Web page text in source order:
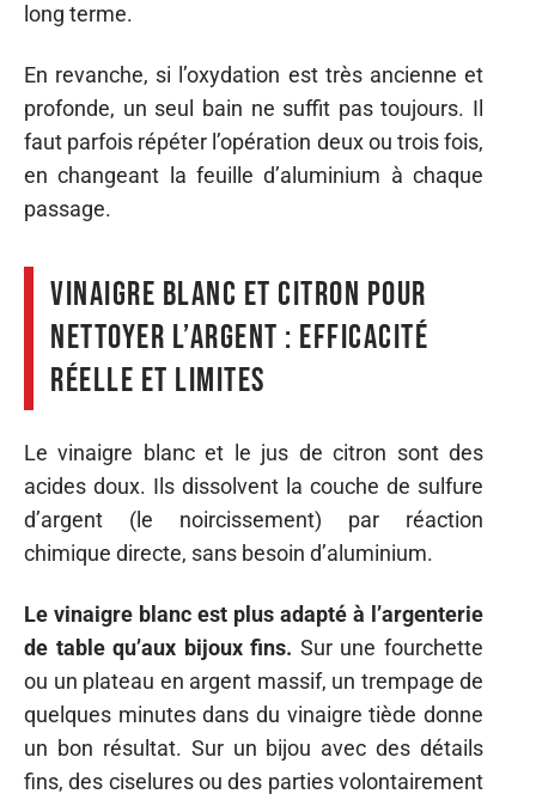
long terme.
En revanche, si l’oxydation est très ancienne et
profonde, un seul bain ne suffit pas toujours. Il
faut parfois répéter l’opération deux ou trois fois,
en changeant la feuille d’aluminium à chaque
passage.
Vinaigre blanc et citron pour
nettoyer l’argent : efficacité
réelle et limites
Le vinaigre blanc et le jus de citron sont des
acides doux. Ils dissolvent la couche de sulfure
d’argent (le noircissement) par réaction
chimique directe, sans besoin d’aluminium.
Le vinaigre blanc est plus adapté à l’argenterie
de table qu’aux bijoux fins. Sur une fourchette
ou un plateau en argent massif, un trempage de
quelques minutes dans du vinaigre tiède donne
un bon résultat. Sur un bijou avec des détails
fins, des ciselures ou des parties volontairement